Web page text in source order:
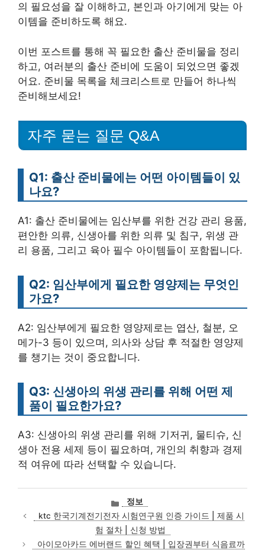
의 필요성을 잘 이해하고, 본인과 아기에게 맞는 아
이템을 준비하도록 해요.
이번 포스트를 통해 꼭 필요한 출산 준비물을 정리
하고, 여러분의 출산 준비에 도움이 되었으면 좋겠
어요. 준비물 목록을 체크리스트로 만들어 하나씩
준비해보세요!
자주 묻는 질문 Q&A
Q1: 출산 준비물에는 어떤 아이템들이 있
나요?
A1: 출산 준비물에는 임산부를 위한 건강 관리 용품,
편안한 의류, 신생아를 위한 의류 및 침구, 위생 관
리 용품, 그리고 육아 필수 아이템들이 포함됩니다.
Q2: 임산부에게 필요한 영양제는 무엇인
가요?
A2: 임산부에게 필요한 영양제로는 엽산, 철분, 오
메가-3 등이 있으며, 의사와 상담 후 적절한 영양제
를 챙기는 것이 중요합니다.
Q3: 신생아의 위생 관리를 위해 어떤 제
품이 필요한가요?
A3: 신생아의 위생 관리를 위해 기저귀, 물티슈, 신
생아 전용 세제 등이 필요하며, 개인의 취향과 경제
적 여유에 따라 선택할 수 있습니다.
카
테
고
리
정보
ktc 한국기계전기전자 시험연구원 인증 가이드 | 제품 시
험 절차 | 신청 방법
아이모아카드 에버랜드 할인 혜택 | 입장권부터 식음료까